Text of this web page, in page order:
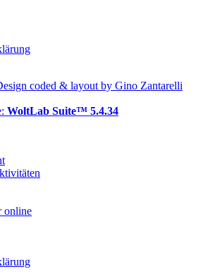
coded & layout by Gino Zantarelli
WoltLab Suite™ 5.4.34
online